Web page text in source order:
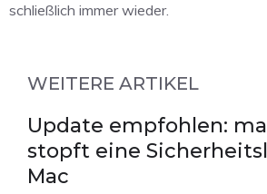
schließlich immer wieder.
WEITERE ARTIKEL
Update empfohlen:
stopft eine
Mac